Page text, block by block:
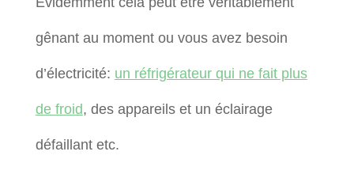
gênant au moment ou vous avez besoin
d’électricité: un réfrigérateur qui ne fait plus
de froid, des appareils et un éclairage
défaillant etc.